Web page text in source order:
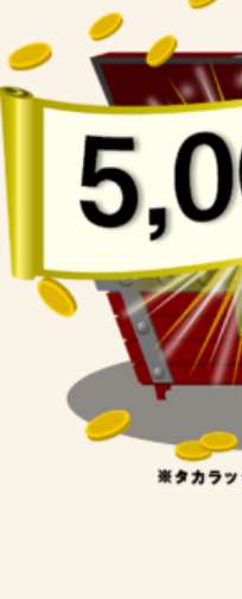
05 ステップ5
スタッフの指
ッションに挑